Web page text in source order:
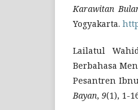
Karawitan
Yogyakarta.
Lailatul
Berbahasa
Pesantren
Bayan, 9(1), 1-